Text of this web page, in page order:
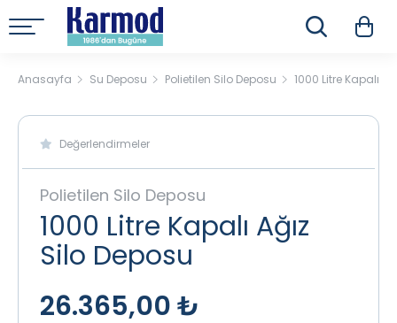
Anasayfa Su Deposu Polietilen Silo Deposu 1000 Litre Kapalı
Değerlendirmeler
Polietilen Silo Deposu
1000 Litre Kapalı Ağız
Silo Deposu
26.365,00 ₺